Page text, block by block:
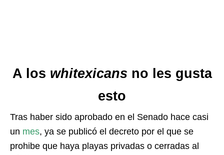
A los whitexicans no les gusta
esto
Tras haber sido aprobado en el Senado hace casi
un mes, ya se publicó el decreto por el que se
prohibe que haya playas privadas o cerradas al